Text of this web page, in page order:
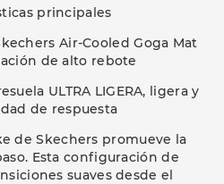
principales
Air-Cooled Goga Mat
de alto rebote
ULTRA LIGERA, ligera y
de respuesta
de Skechers promueve la
Esta configuración de
suaves desde el